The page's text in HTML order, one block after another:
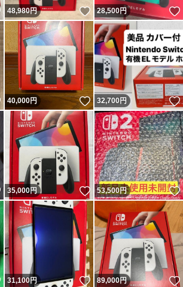
いいね！
48,980円 いいね！
28,500円
いいね！
40,000円 いいね！
32,700円
いいね！
35,000円 いいね！
53,500円
いいね！
31,100円 いいね！
89,000円